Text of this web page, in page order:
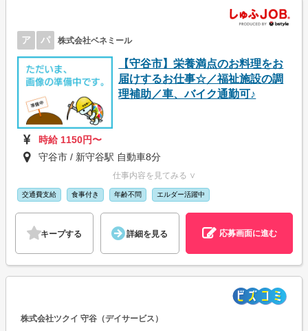
ア パ 株式会社ベネミール
【守谷市】栄養満点のお料理をお
届けするお仕事☆／福祉施設の調
理補助／車、バイク通勤可♪
時給 1150円〜
守谷市 / 新守谷駅 自動車8分
仕事内容を見てみる ∨
交通費支給 食事付き 年齢不問 エルダー活躍中
キープする 詳細を見る 応募画面に進む
株式会社ツクイ 守谷（デイサービス）